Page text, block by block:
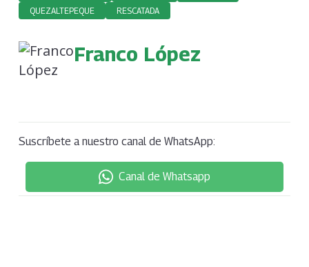
QUEZALTEPEQUE
RESCATADA
Franco López
Suscríbete a nuestro canal de WhatsApp:
Canal de Whatsapp